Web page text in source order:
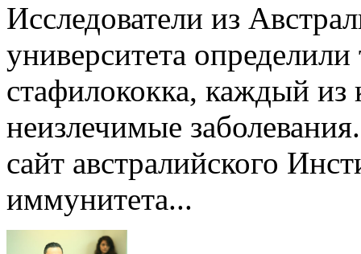
Исследователи из
университета
стафилококка, каждый из
неизлечимые
сайт австралийского
иммунитета...